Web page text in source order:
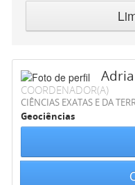
COORDENADOR(A)
CIÊNCIAS EXATAS E DA
Geociências